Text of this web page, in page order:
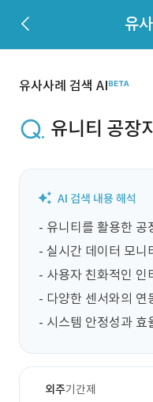
유
유사사례 검색 AI
유니티 공장
- 유니티를 활용한 공
- 실시간 데이터 모니
- 사용자 친화적인 인
- 다양한 센서와의 연
- 시스템 안정성과 효
외주기간제